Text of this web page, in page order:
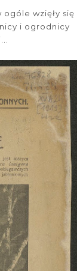
ogóle wzięły się
i ogrodnicy